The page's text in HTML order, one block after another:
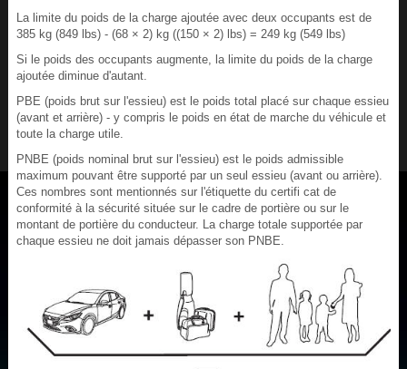
La limite du poids de la charge ajoutée avec deux occupants est de
385 kg (849 lbs) - (68 × 2) kg ((150 × 2) lbs) = 249 kg (549 lbs)
Si le poids des occupants augmente, la limite du poids de la charge
ajoutée diminue d'autant.
PBE (poids brut sur l'essieu) est le poids total placé sur chaque essieu
(avant et arrière) - y compris le poids en état de marche du véhicule et
toute la charge utile.
PNBE (poids nominal brut sur l'essieu) est le poids admissible
maximum pouvant être supporté par un seul essieu (avant ou arrière).
Ces nombres sont mentionnés sur l'étiquette du certifi cat de
conformité à la sécurité située sur le cadre de portière ou sur le
montant de portière du conducteur. La charge totale supportée par
chaque essieu ne doit jamais dépasser son PNBE.